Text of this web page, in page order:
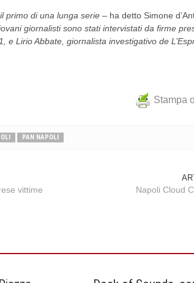
primo di una lunga serie – ha detto Simone
giornalisti sono stati intervistati da firme
e Lirio Abbate, giornalista investigativo de
Stampa
PAN NAPOLI
vittime
Napoli Cloud